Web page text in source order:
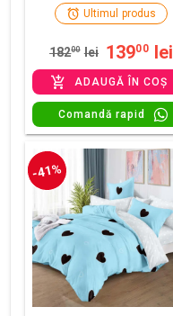
Ultimul produs
18200 lei 13900 lei
ADAUGĂ ÎN COȘ
Comandă rapid
-41%